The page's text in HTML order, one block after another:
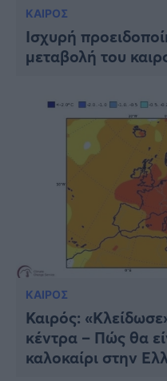
ΚΑΙΡΟΣ
Ισχυρή
μεταβολή του
ΚΑΙΡΟΣ
Καιρός:
κέντρα – Πώς θα
καλοκαίρι στην